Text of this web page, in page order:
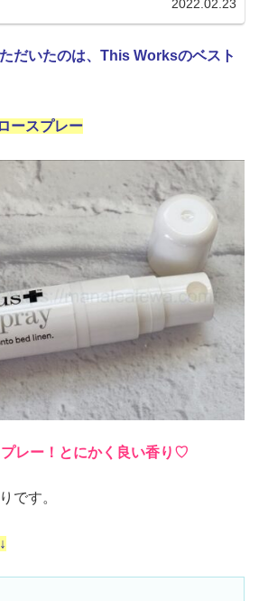
2022.02.23
だいたのは、This Worksのベスト
ースプレー
レー！とにかく良い香り♡
です。